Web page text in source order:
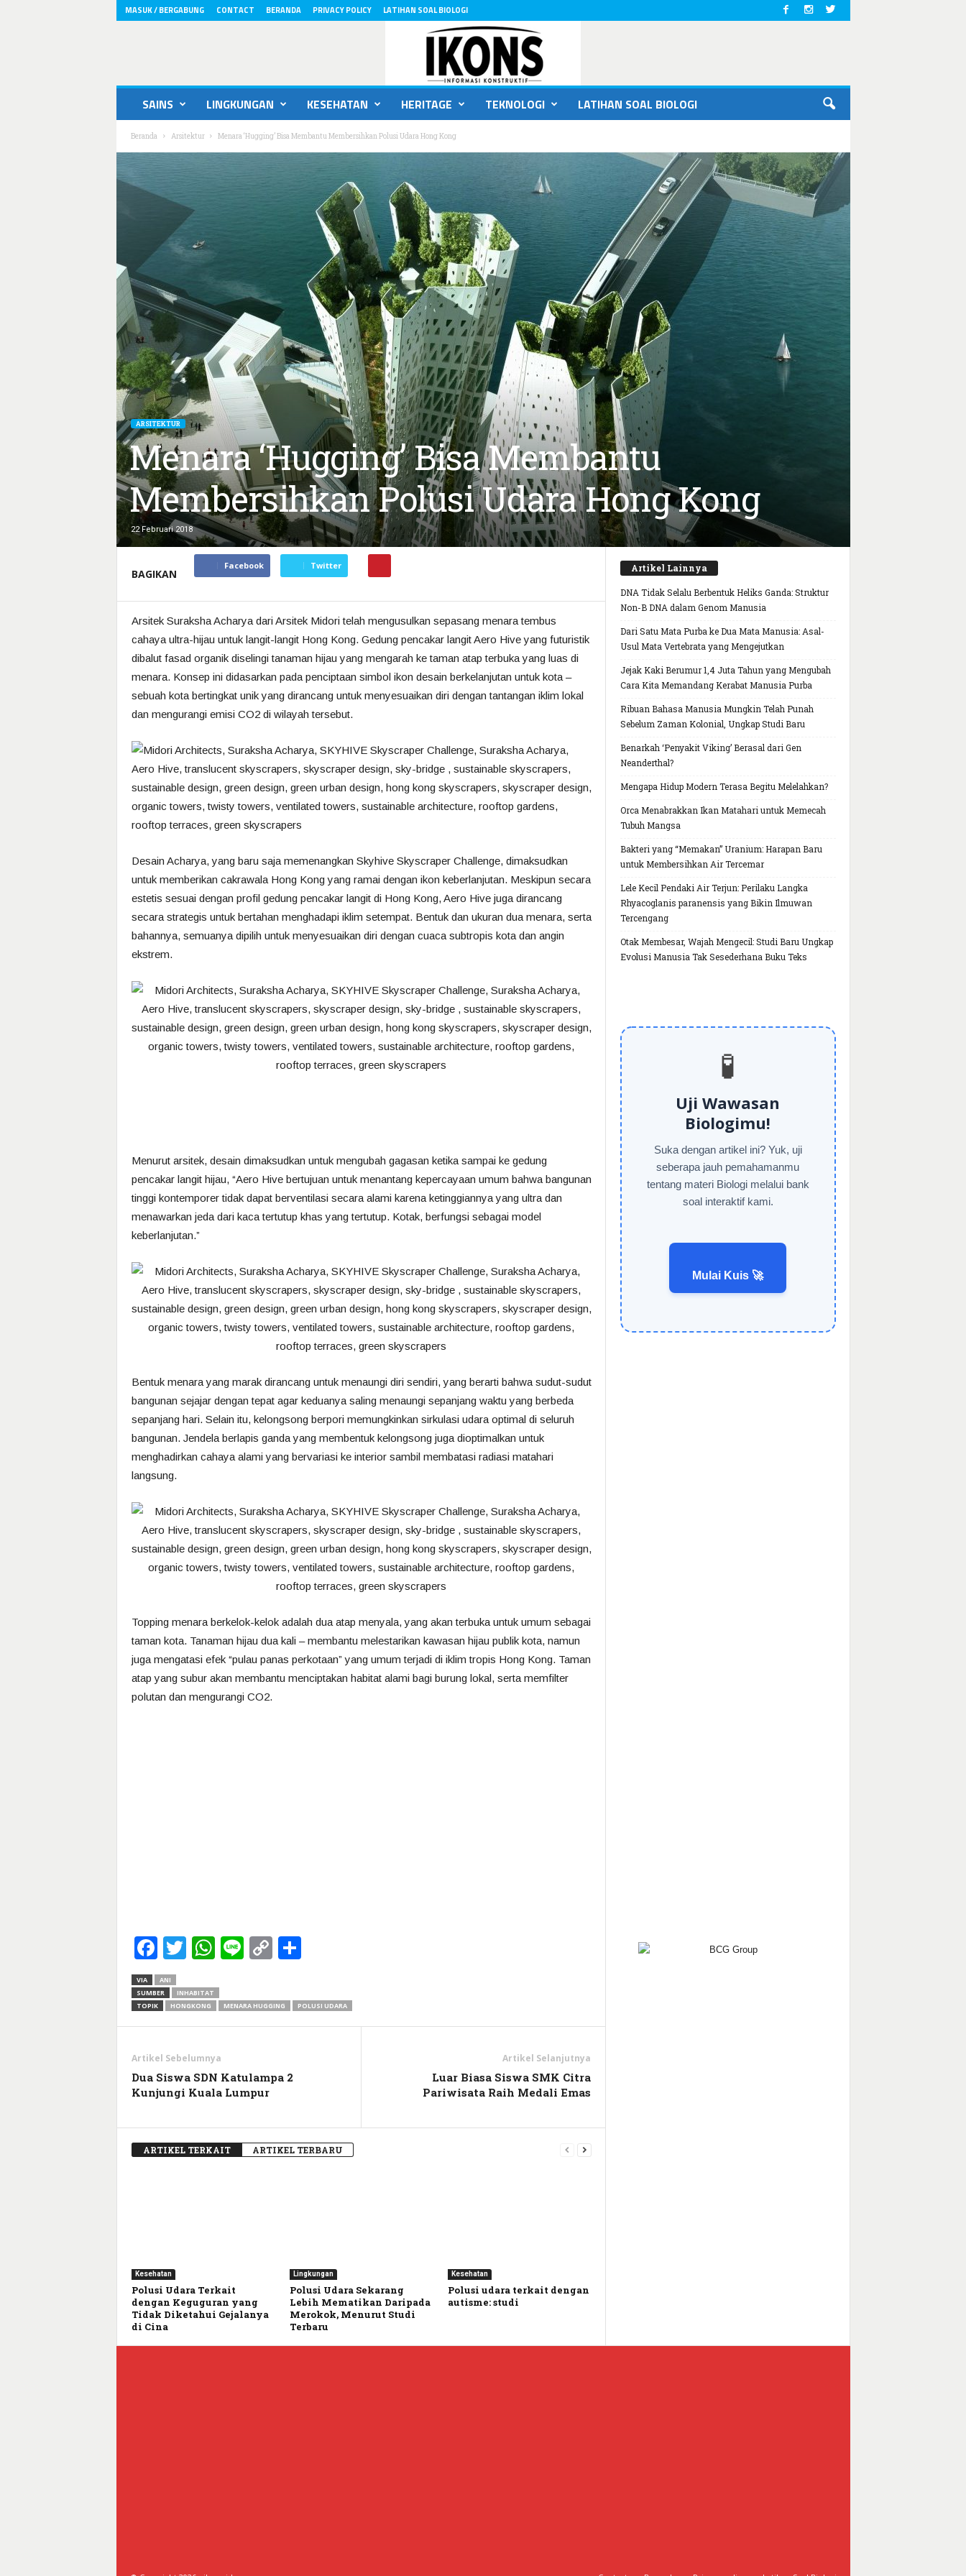
MASUK / BERGABUNG CONTACT BERANDA PRIVACY POLICY LATIHAN SOAL BIOLOGI
SAINS LINGKUNGAN KESEHATAN HERITAGE TEKNOLOGI LATIHAN SOAL BIOLOGI
Beranda Arsitektur Menara ‘Hugging’ Bisa Membantu Membersihkan Polusi Udara Hong Kong
ARSITEKTUR
Menara ‘Hugging’ Bisa Membantu
Membersihkan Polusi Udara Hong Kong
22 Februari 2018
BAGIKAN
Facebook Twitter
Arsitek Suraksha Acharya dari Arsitek Midori telah mengusulkan sepasang menara tembus
cahaya ultra-hijau untuk langit-langit Hong Kong. Gedung pencakar langit Aero Hive yang futuristik
dibalut fasad organik diselingi tanaman hijau yang mengarah ke taman atap terbuka yang luas di
menara. Konsep ini didasarkan pada penciptaan simbol ikon desain berkelanjutan untuk kota –
sebuah kota bertingkat unik yang dirancang untuk menyesuaikan diri dengan tantangan iklim lokal
dan mengurangi emisi CO2 di wilayah tersebut.
Desain Acharya, yang baru saja memenangkan Skyhive Skyscraper Challenge, dimaksudkan
untuk memberikan cakrawala Hong Kong yang ramai dengan ikon keberlanjutan. Meskipun secara
estetis sesuai dengan profil gedung pencakar langit di Hong Kong, Aero Hive juga dirancang
secara strategis untuk bertahan menghadapi iklim setempat. Bentuk dan ukuran dua menara, serta
bahannya, semuanya dipilih untuk menyesuaikan diri dengan cuaca subtropis kota dan angin
ekstrem.
Menurut arsitek, desain dimaksudkan untuk mengubah gagasan ketika sampai ke gedung
pencakar langit hijau, “Aero Hive bertujuan untuk menantang kepercayaan umum bahwa bangunan
tinggi kontemporer tidak dapat berventilasi secara alami karena ketinggiannya yang ultra dan
menawarkan jeda dari kaca tertutup khas yang tertutup. Kotak, berfungsi sebagai model
keberlanjutan.”
Bentuk menara yang marak dirancang untuk menaungi diri sendiri, yang berarti bahwa sudut-sudut
bangunan sejajar dengan tepat agar keduanya saling menaungi sepanjang waktu yang berbeda
sepanjang hari. Selain itu, kelongsong berpori memungkinkan sirkulasi udara optimal di seluruh
bangunan. Jendela berlapis ganda yang membentuk kelongsong juga dioptimalkan untuk
menghadirkan cahaya alami yang bervariasi ke interior sambil membatasi radiasi matahari
langsung.
Topping menara berkelok-kelok adalah dua atap menyala, yang akan terbuka untuk umum sebagai
taman kota. Tanaman hijau dua kali – membantu melestarikan kawasan hijau publik kota, namun
juga mengatasi efek “pulau panas perkotaan” yang umum terjadi di iklim tropis Hong Kong. Taman
atap yang subur akan membantu menciptakan habitat alami bagi burung lokal, serta memfilter
polutan dan mengurangi CO2.
Facebook
Twitter
WhatsApp
LineCopy
VIA
ANI
SUMBER
INHABITAT
TOPIK
HONGKONG MENARA HUGGING POLUSI UDARA
Artikel Sebelumnya
Dua Siswa SDN Katulampa 2
Kunjungi Kuala Lumpur
Artikel Selanjutnya
Luar Biasa Siswa SMK Citra
Pariwisata Raih Medali Emas
ARTIKEL TERKAIT ARTIKEL TERBARU
Kesehatan
Polusi Udara Terkait
dengan Keguguran yang
Tidak Diketahui Gejalanya
di Cina
Lingkungan
Polusi Udara Sekarang
Lebih Mematikan Daripada
Merokok, Menurut Studi
Terbaru
Kesehatan
Polusi udara terkait dengan
autisme: studi
Artikel Lainnya
DNA Tidak Selalu Berbentuk Heliks Ganda: Struktur
Non-B DNA dalam Genom Manusia
Dari Satu Mata Purba ke Dua Mata Manusia: Asal-
Usul Mata Vertebrata yang Mengejutkan
Jejak Kaki Berumur 1,4 Juta Tahun yang Mengubah
Cara Kita Memandang Kerabat Manusia Purba
Ribuan Bahasa Manusia Mungkin Telah Punah
Sebelum Zaman Kolonial, Ungkap Studi Baru
Benarkah ‘Penyakit Viking’ Berasal dari Gen
Neanderthal?
Mengapa Hidup Modern Terasa Begitu Melelahkan?
Orca Menabrakkan Ikan Matahari untuk Memecah
Tubuh Mangsa
Bakteri yang “Memakan” Uranium: Harapan Baru
untuk Membersihkan Air Tercemar
Lele Kecil Pendaki Air Terjun: Perilaku Langka
Rhyacoglanis paranensis yang Bikin Ilmuwan
Tercengang
Otak Membesar, Wajah Mengecil: Studi Baru Ungkap
Evolusi Manusia Tak Sesederhana Buku Teks
🧪
Uji Wawasan
Biologimu!
Suka dengan artikel ini? Yuk, uji
seberapa jauh pemahamanmu
tentang materi Biologi melalui bank
soal interaktif kami.
Mulai Kuis 🚀